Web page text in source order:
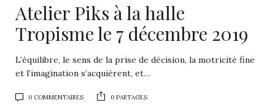
Atelier Piks à la halle
Tropisme le 7 décembre 2019
L’équilibre, le sens de la prise de décision, la motricité fine
et l’imagination s’acquièrent, et…
0 COMMENTAIRES 0 PARTAGES